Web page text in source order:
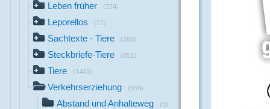
Leben früher (274)
Leporellos (22)
Sachtexte - Tiere (388)
Steckbriefe-Tiere (851)
Tiere (1441)
Verkehrserziehung (656)
Abstand und Anhalteweg (5)